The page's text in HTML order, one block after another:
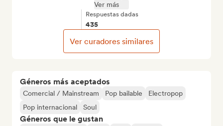
Géneros más aceptados
Comercial / Mainstream Pop bailable
Electropop
Pop internacional
Soul
Géneros que le gustan
Ver más
Respuestas dadas
435
Ver curadores similares